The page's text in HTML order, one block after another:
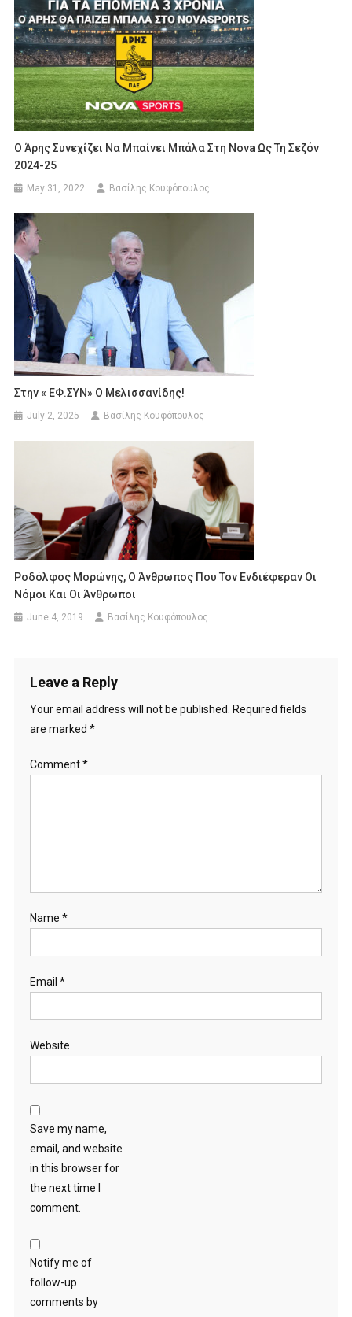
O Άρης Συνεχίζει Να Μπαίνει Μπάλα Στη Nova Ως Τη Σεζόν
2024-25
May 31, 2022 Βασίλης Κουφόπουλος
Στην « ΕΦ.ΣΥΝ» Ο Μελισσανίδης!
July 2, 2025 Βασίλης Κουφόπουλος
Ροδόλφος Μορώνης, Ο Άνθρωπος Που Τον Ενδιέφεραν Οι
Νόμοι Και Οι Άνθρωποι
June 4, 2019 Βασίλης Κουφόπουλος
Leave a Reply
Your email address will not be published. Required fields
are marked *
Comment*
Name *
Email *
Website
Save my name,
email, and website
in this browser for
the next time I
comment.
Notify me of
follow-up
comments by